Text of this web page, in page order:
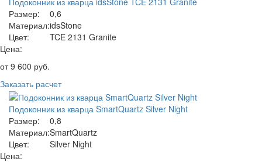
Размер:
0,6
Материал:idsStone
Цвет:
TCE 2131 Granite
Цена:
от9 600 руб.
Заказать расчет
Подоконник из кварца SmartQuartz Silver Night
Размер:
0,8
Материал:SmartQuartz
Цвет:
Silver Night
Цена: